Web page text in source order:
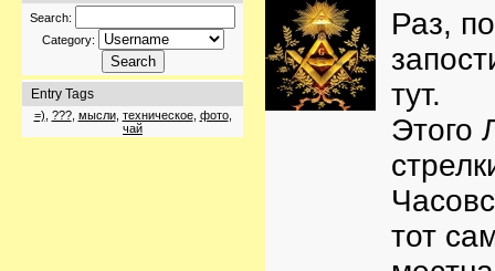
Search:
Category:
Entry Tags
=) ???, мысли, техническое, фото,
чай
Раз,
тут.
Этого
тот